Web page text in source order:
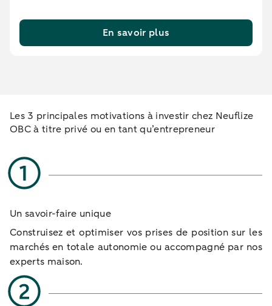
En savoir plus
Les 3 principales motivations à investir chez Neuflize
OBC à titre privé ou en tant qu’entrepreneur
Un savoir-faire unique
Construisez et optimiser vos prises de position sur les
marchés en totale autonomie ou accompagné par nos
experts maison.